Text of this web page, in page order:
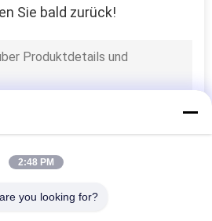
Sie bald zurück!
2:48 PM
you looking for?